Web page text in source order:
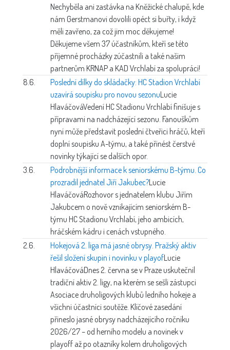
Nechyběla ani zastávka na Kněžické chalupě, kde
nám Gerstmanovi dovolili opéct si buřty, i když
měli zavřeno, za což jim moc děkujeme!
Děkujeme všem 37 účastníkům, kteří se této
příjemné procházky zúčastnili a také našim
partnerům KRNAP a KAD Vrchlabí za spolupráci!
8.6.
Poslední dílky do skládačky: HC Stadion Vrchlabí
uzavírá soupisku pro novou sezonuLucie
HlaváčováVedení HC Stadionu Vrchlabí finišuje s
přípravami na nadcházející sezonu. Fanouškům
nyní může představit poslední čtveřici hráčů, kteří
doplní soupisku A-týmu, a také přinést čerstvé
novinky týkající se dalších opor.
3.6.
Podrobnější informace k seniorskému B-týmu. Co
prozradil jednatel Jiří Jakubec?Lucie
HlaváčováRozhovor s jednatelem klubu Jiřím
Jakubcem o nově vznikajícím seniorském B-
týmu HC Stadionu Vrchlabí, jeho ambicích,
hráčském kádru i cenách vstupného.
2.6.
Hokejová 2. liga má jasné obrysy. Pražský aktiv
řešil složení skupin i novinku v playofLucie
HlaváčováDnes 2. června se v Praze uskutečnil
tradiční aktiv 2. ligy, na kterém se sešli zástupci
Asociace druholigových klubů ledního hokeje a
všichni účastníci soutěže. Klíčové zasedání
přineslo jasné obrysy nadcházejícího ročníku
2026/27 – od herního modelu a novinek v
playoff až po otazníky kolem druholigových